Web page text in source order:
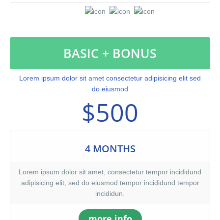
labore et dolore magna aliqua. Ut enim ad minim veniam, quis
voluptate velit.Lorem ipsum dolor amet laboris consectetur
adipisicing elit, sed do eiusmod tempor incididunt ut labore et
dolore magna aliqua. Ut enim ad minim veniam, quis nostrud
exercitation ullamco laboris nisi ut aliquip ex ea commodo
consequat. Duis aute irure dolor in reprehenderit.At vero eos et
accusamus et iusto odio dignissimos ducimus qui blanditiis
praesentium voluptatum. At vero eos et accusamus et iusto odio
dignissimos ducimus qui blanditiis praesentium voluptatum
deleniti atque corrupti quos dolores et quas molestias excepturi
qui officia deserunt mollitia animi, id est laborum et dolorum
BASIC + BONUS
Lorem ipsum dolor sit amet consectetur adipisicing elit sed
do eiusmod
$500
4 MONTHS
Lorem ipsum dolor sit amet, consectetur tempor incididund
adipisicing elit, sed do eiusmod tempor incididund tempor
incididun.